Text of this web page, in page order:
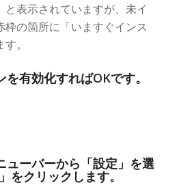
と表示されていますが、未イ
枠の箇所に「いますぐインス
。
を有効化すればOKです。
ューバーから「設定」を選
をクリックします。